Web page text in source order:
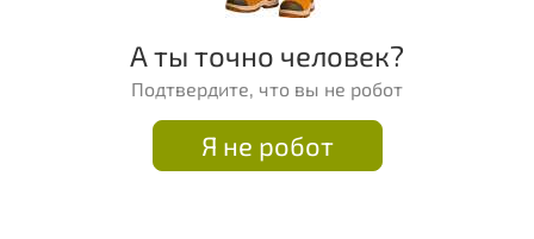
А ты точно человек?
Подтвердите, что вы не робот
Я не робот